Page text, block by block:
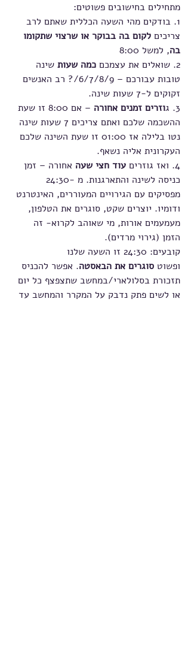
מתחילים בחישובים פשוטים:
1. בודקים מהי השעה הכללית שאתם לרב
צריכים לקום בה בבוקר או שרצוי שתקומו
בה, למשל 8:00
2. שואלים את עצמכם
כמה שעות שינה
טובות עבורכם – 6/7/8/9/? רב האנשים
זקוקים ל-7 שעות שינה.
3. ג
וזרים זמנים אחורה
– אם 8:00 זו שעת
ההשכמה שלכם ואתם צריכים 7 שעות שינה
נטו בלילה אז 01:00 זו שעת השינה שלכם
העקרונית אליה נשאף.
4. ואז גוזרים
עוד חצי שעה אחורה – זמן
מפסיקים עם הגירויים המעוררים, האינטרנט
ודומיו. יוצרים שקט, סוגרים את הטלפון,
מעמעמים אורות, מי שאוהב לקרוא- זה
הזמן (גירוי מרדים).
קובעים: 24:30 זו השעה שלנו
ופשוט סוגרים את הבאסטה. אפשר להכניס
תזכורת בסלולארי/במחשב שתצפצף כל יום
או לשים פתק נדבק על המקרר והמחשב עד